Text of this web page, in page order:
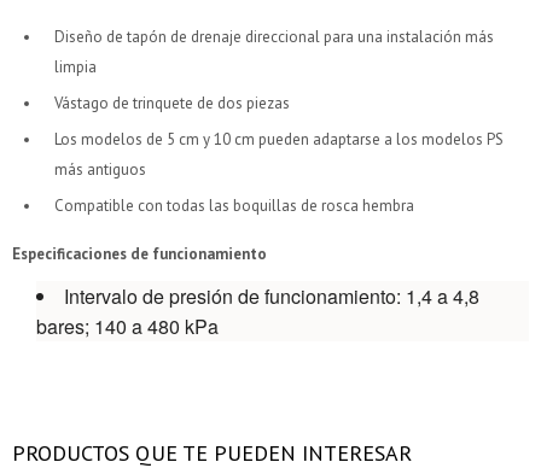
Diseño de tapón de drenaje direccional para una instalación más
limpia
Vástago de trinquete de dos piezas
Los modelos de 5 cm y 10 cm pueden adaptarse a los modelos PS
más antiguos
Compatible con todas las boquillas de rosca hembra
Especificaciones de funcionamiento
Intervalo de presión de funcionamiento: 1,4 a 4,8
bares; 140 a 480 kPa
PRODUCTOS QUE TE PUEDEN INTERESAR
Fecha de nacimiento
Día Mes
Elegís Pago Después como metodo de pago
puede variar por comercio
Fecha de nacimiento
Día Mes
Elegís Pago Después como metodo de pago
puede variar por comercio